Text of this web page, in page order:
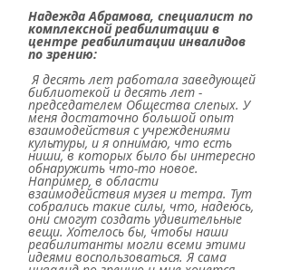
Надежда Абрамова, специалист по
комплексной реабилитации в
центре реабилитации инвалидов
по зрению:
Я десять лет работала заведующей
библиотекой и десять лет -
председателем Общества слепых. У
меня достаточно большой опыт
взаимодействия с учреждениями
культуры, и я опнимаю, что есть
ниши, в которых было бы интересно
обнаружить что-то новое.
Например, в области
взаимодействия музея и тетра. Тут
собрались такие силы, что, надеюсь,
они смогут создать удивительные
вещи. Хотелось бы, чтобы наши
реабилитанты могли всеми этими
идеями воспользоваться. Я сама